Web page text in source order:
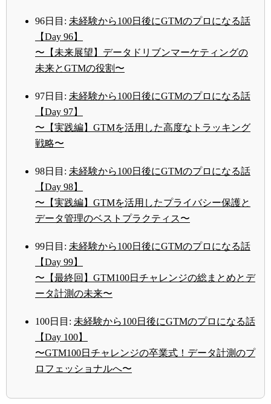
96日目: 未経験から100日後にGTMのプロになる話
【Day 96】
〜【未来展望】データドリブンマーケティングの
未来とGTMの役割〜
97日目: 未経験から100日後にGTMのプロになる話
【Day 97】
〜【実践編】GTMを活用した高度なトラッキング
戦略〜
98日目: 未経験から100日後にGTMのプロになる話
【Day 98】
〜【実践編】GTMを活用したプライバシー保護と
データ管理のベストプラクティス〜
99日目: 未経験から100日後にGTMのプロになる話
【Day 99】
〜【最終回】GTM100日チャレンジの総まとめとデ
ータ計測の未来〜
100日目: 未経験から100日後にGTMのプロになる話
【Day 100】
〜GTM100日チャレンジの卒業式！データ計測のプ
ロフェッショナルへ〜